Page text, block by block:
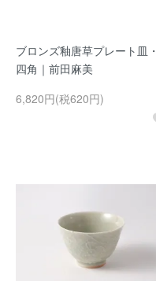
ブロンズ釉唐草プレート皿・
四角｜前田麻美
6,820円(税620円)